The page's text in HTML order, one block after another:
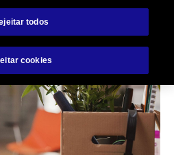
para
em casa
todos
cookies